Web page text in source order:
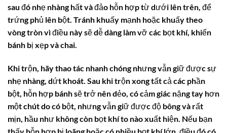
sau đó nhẹ nhàng hất và đảo hỗn hợp từ dưới lên trên, để
trứng phủ lên bột. Tránh khuấy mạnh hoặc khuấy theo
vòng tròn vì điều này sẽ dễ dàng làm vỡ các bọt khí, khiến
bánh bị xẹp và chai.
Khi trộn, hãy thao tác nhanh chóng nhưng vẫn giữ được sự
nhẹ nhàng, dứt khoát. Sau khi trộn xong tất cả các phần
bột, hỗn hợp bánh sẽ trở nên dẻo, có cảm giác nặng tay hơn
một chút do có bột, nhưng vẫn giữ được độ bông và rất
mịn, hầu như không còn bọt khí to nào xuất hiện. Nếu bạn